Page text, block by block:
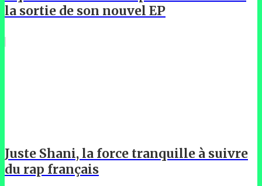
la sortie de son nouvel EP
Juste Shani, la force tranquille à suivre
du rap français